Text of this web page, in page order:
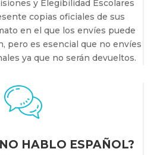
y Elegibilidad Escolares
copias oficiales de sus
en el que los envíes puede
pero es esencial que no envíes
ya que no serán devueltos.
HABLO ESPAÑOL?